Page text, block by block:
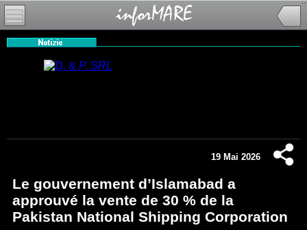
19 Mai 2026
Le gouvernement d’Islamabad a
approuvé la vente de 30 % de la
Pakistan National Shipping Corporation